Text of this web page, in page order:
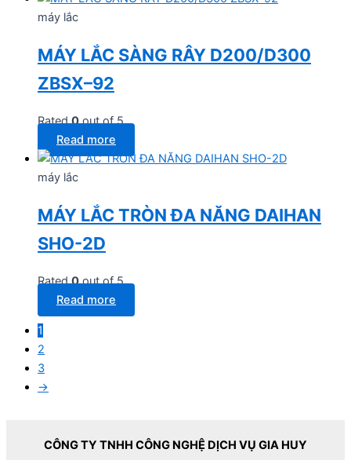
máy lắc
MÁY LẮC SÀNG RÂY D200/D300
ZBSX–92
Rated0out of 5
Read more
máy lắc
MÁY LẮC TRÒN ĐA NĂNG DAIHAN
SHO-2D
Rated0out of 5
Read more
1
2
3
→
CÔNG TY TNHH CÔNG NGHỆ DỊCH VỤ GIA HUY